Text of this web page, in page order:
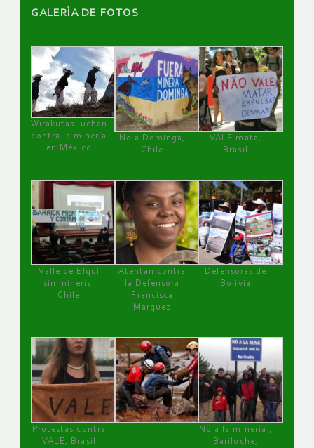
GALERÌA DE FOTOS
Wirakutas luchan
contra la minería
en México
No a Dominga,
Chile
VALE mata,
Brasil
Valle de Elqui
sin minería.
Chile
Atentan contra
la Defensora
Francisca
Márquez
Defensoras de
Bolivia
Protestas contra
VALE, Brasil
No a la minería ,
Bariloche,